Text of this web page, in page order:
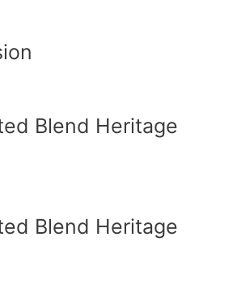
Blend Heritage
Blend Heritage